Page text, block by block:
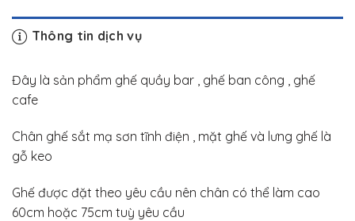
Thông tin dịch vụ
Đây là sản phẩm ghế quầy bar , ghế ban công , ghế
cafe
Chân ghế sắt mạ sơn tĩnh điện , mặt ghế và lưng ghế là
gỗ keo
Ghế được đặt theo yêu cầu nên chân có thể làm cao
60cm hoặc 75cm tuỳ yêu cầu